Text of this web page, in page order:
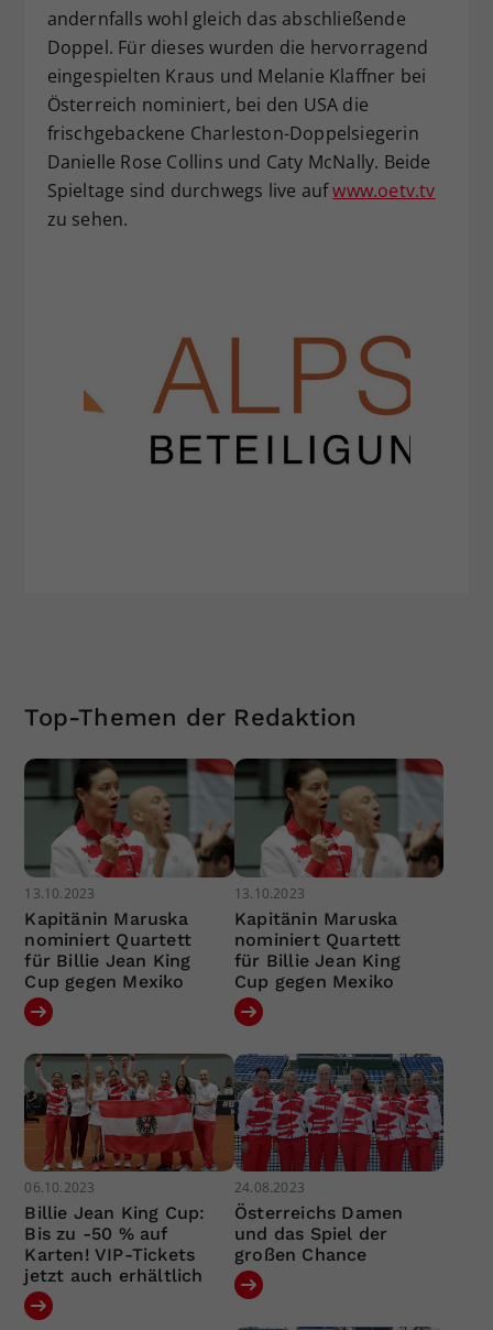
andernfalls wohl gleich das abschließende
Doppel. Für dieses wurden die hervorragend
eingespielten Kraus und Melanie Klaffner bei
Österreich nominiert, bei den USA die
frischgebackene Charleston-Doppelsiegerin
Danielle Rose Collins und Caty McNally. Beide
Spieltage sind durchwegs live aufwww.oetv.tv
zu sehen.
Top-Themen der Redaktion
13.10.2023
Kapitänin Maruska
nominiert Quartett
für Billie Jean King
Cup gegen Mexiko
13.10.2023
Kapitänin Maruska
nominiert Quartett
für Billie Jean King
Cup gegen Mexiko
06.10.2023
Billie Jean King Cup:
Bis zu -50 % auf
Karten! VIP-Tickets
jetzt auch erhältlich
24.08.2023
Österreichs Damen
und das Spiel der
großen Chance